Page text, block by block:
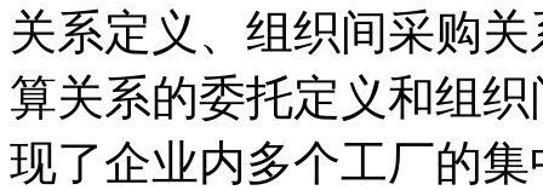
关系定义、组织间采购
算关系的委托定义和组
现了企业内多个工厂的